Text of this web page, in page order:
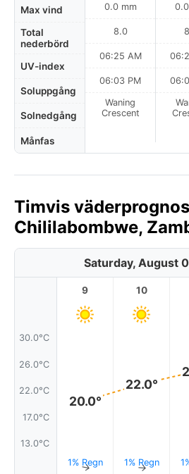
Max vind
Total
nederbörd
UV-index
Soluppgång
Solnedgång
Månfas
0.0 mm
8.0
06:25 AM
06:03 PM
Waning
Crescent
Timvis
Chililabombwe,
Saturday, August
30.0°C
26.0°C
22.0°C
17.0°C
13.0°C
9
20.0°
1% Regn
↑
10
22.0°
1% Regn
↑